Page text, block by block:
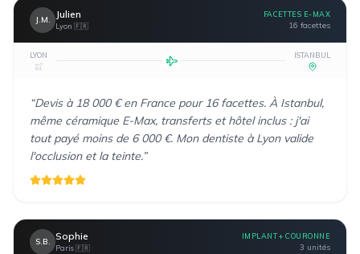
J.M. Julien
Lyon 🇫🇷
FACETTES E-MAX
16 facettes
LYON ISTANBUL
“Devis à 18 000 € en France pour 16 facettes. À Istanbul,
même céramique E-Max, transferts et hôtel inclus : j'ai
tout payé moins de 6 000 €. Mon dentiste à Lyon valide
l'occlusion et la teinte.”
S.B. Sophie
Paris 🇫🇷
IMPLANT + COURONNE
3 unités